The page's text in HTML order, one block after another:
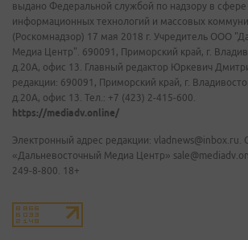
выдано Федеральной службой по надзору в сфере
информационных технологий и массовых
(Роскомнадзор) 17 мая 2018 г. Учредитель ООО
Медиа Центр". 690091, Приморский край, г.
д.20А, офис 13. Главный редактор Юркевич
редакции: 690091, Приморский край, г.
д.20А, офис 13. Тел.: +7 (423) 2-415-600.
https://mediadv.online/
Электронный адрес редакции: vladnews@inbox.ru.
«Дальневосточный Медиа Центр»
249-8-800. 18+